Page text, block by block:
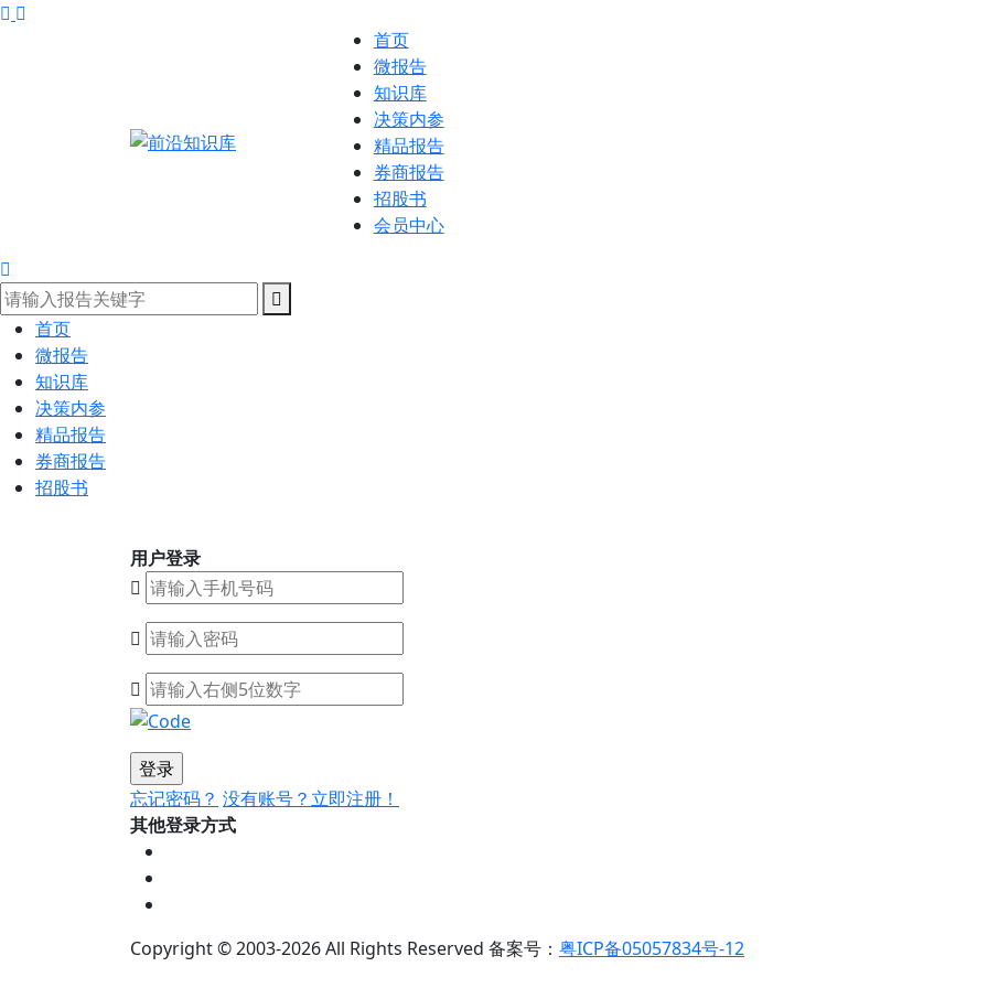
首页
微报告
知识库
决策内参
精品报告
券商报告
招股书
会员中心
首页
微报告
知识库
决策内参
精品报告
券商报告
招股书
用户登录
忘记密码？ 没有账号？立即注册！
其他登录方式
Copyright © 2003-2026All Rights Reserved 备案号： 粤ICP备05057834号-12